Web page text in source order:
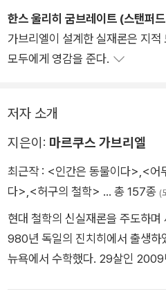
한스 울리히 굼브레이트 (스탠퍼
가브리엘이 설계한 실재론은 지
모두에게 영감을 준다.
저자 소개
지은이: 마르쿠스 가브리엘
최근작 : <인간은 동물이다> <어
다> <허구의 철학> … 총 157종 (
현대 철학의 신실재론을 주도하
980년 독일의 진치히에서 출생하
뉴욕에서 수학했다. 29살인 2009